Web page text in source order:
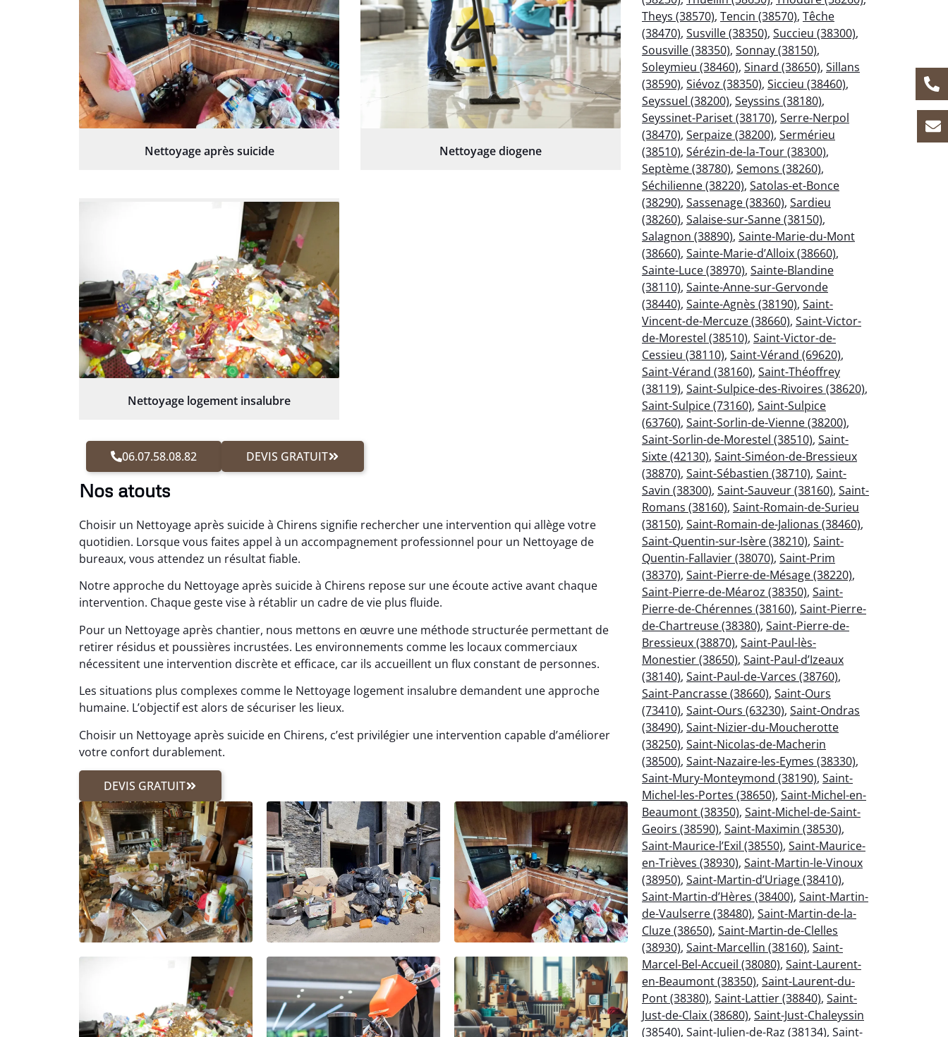
Nettoyage après suicide Nettoyage diogene
Nettoyage logement insalubre
06.07.58.08.82 DEVIS GRATUIT
Nos atouts
Choisir un Nettoyage après suicide à Chirens signifie rechercher une intervention qui allège votre
quotidien. Lorsque vous faites appel à un accompagnement professionnel pour un Nettoyage de
bureaux, vous attendez un résultat fiable.
Notre approche du Nettoyage après suicide à Chirens repose sur une écoute active avant chaque
intervention. Chaque geste vise à rétablir un cadre de vie plus fluide.
Pour un Nettoyage après chantier, nous mettons en œuvre une méthode structurée permettant de
retirer résidus et poussières incrustées. Les environnements comme les locaux commerciaux
nécessitent une intervention discrète et efficace, car ils accueillent un flux constant de personnes.
Les situations plus complexes comme le Nettoyage logement insalubre demandent une approche
humaine. L’objectif est alors de sécuriser les lieux.
Choisir un Nettoyage après suicide en Chirens, c’est privilégier une intervention capable d’améliorer
votre confort durablement.
DEVIS GRATUIT
Theys (38570), Tencin (38570), Têche
(38470), Susville (38350), Succieu (38300),
Sousville (38350), Sonnay (38150),
Soleymieu (38460), Sinard (38650), Sillans
(38590), Siévoz (38350), Siccieu (38460),
Seyssuel (38200), Seyssins (38180),
Seyssinet-Pariset (38170), Serre-Nerpol
(38470), Serpaize (38200), Sermérieu
(38510), Sérézin-de-la-Tour (38300),
Septème (38780), Semons (38260),
Séchilienne (38220), Satolas-et-Bonce
(38290), Sassenage (38360), Sardieu
(38260), Salaise-sur-Sanne (38150),
Salagnon (38890), Sainte-Marie-du-Mont
(38660), Sainte-Marie-d’Alloix (38660),
Sainte-Luce (38970), Sainte-Blandine
(38110), Sainte-Anne-sur-Gervonde
(38440), Sainte-Agnès (38190), Saint-
Vincent-de-Mercuze (38660), Saint-Victor-
de-Morestel (38510), Saint-Victor-de-
Cessieu (38110), Saint-Vérand (69620),
Saint-Vérand (38160), Saint-Théoffrey
(38119), Saint-Sulpice-des-Rivoires (38620),
Saint-Sulpice (73160), Saint-Sulpice
(63760), Saint-Sorlin-de-Vienne (38200),
Saint-Sorlin-de-Morestel (38510), Saint-
Sixte (42130), Saint-Siméon-de-Bressieux
(38870), Saint-Sébastien (38710), Saint-
Savin (38300), Saint-Sauveur (38160), Saint-
Romans (38160), Saint-Romain-de-Surieu
(38150), Saint-Romain-de-Jalionas (38460),
Saint-Quentin-sur-Isère (38210), Saint-
Quentin-Fallavier (38070), Saint-Prim
(38370), Saint-Pierre-de-Mésage (38220),
Saint-Pierre-de-Méaroz (38350), Saint-
Pierre-de-Chérennes (38160), Saint-Pierre-
de-Chartreuse (38380), Saint-Pierre-de-
Bressieux (38870), Saint-Paul-lès-
Monestier (38650), Saint-Paul-d’Izeaux
(38140), Saint-Paul-de-Varces (38760),
Saint-Pancrasse (38660), Saint-Ours
(73410), Saint-Ours (63230), Saint-Ondras
(38490), Saint-Nizier-du-Moucherotte
(38250), Saint-Nicolas-de-Macherin
(38500), Saint-Nazaire-les-Eymes (38330),
Saint-Mury-Monteymond (38190), Saint-
Michel-les-Portes (38650), Saint-Michel-en-
Beaumont (38350), Saint-Michel-de-Saint-
Geoirs (38590), Saint-Maximin (38530),
Saint-Maurice-l’Exil (38550), Saint-Maurice-
en-Trièves (38930), Saint-Martin-le-Vinoux
(38950), Saint-Martin-d’Uriage (38410),
Saint-Martin-d’Hères (38400), Saint-Martin-
de-Vaulserre (38480), Saint-Martin-de-la-
Cluze (38650), Saint-Martin-de-Clelles
(38930), Saint-Marcellin (38160), Saint-
Marcel-Bel-Accueil (38080), Saint-Laurent-
en-Beaumont (38350), Saint-Laurent-du-
Pont (38380), Saint-Lattier (38840), Saint-
Just-de-Claix (38680), Saint-Just-Chaleyssin
(38540), Saint-Julien-de-Raz (38134), Saint-